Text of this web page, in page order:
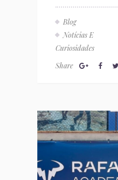
Blog
Notícias E
Curiosidades
Share